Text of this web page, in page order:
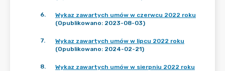
6.
Wykaz zawartych umów w czerwcu 2022 roku
(Opublikowano: 2023-08-03)
7.
Wykaz zawartych umów w lipcu 2022 roku
(Opublikowano: 2024-02-21)
8.
Wykaz zawartych umów w sierpniu 2022 roku